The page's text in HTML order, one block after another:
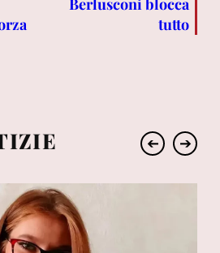
Berlusconi blocca
tutto
➔ ➔